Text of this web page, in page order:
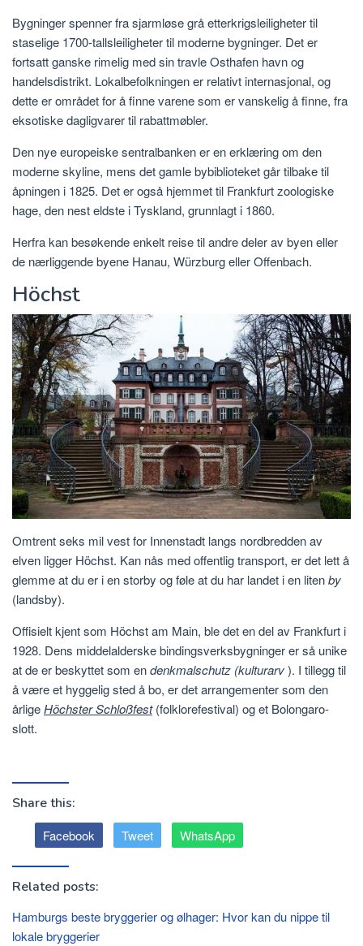
Bygninger spenner fra sjarmløse grå etterkrigsleiligheter til
staselige 1700-tallsleiligheter til moderne bygninger. Det er
fortsatt ganske rimelig med sin travle Osthafen havn og
handelsdistrikt. Lokalbefolkningen er relativt internasjonal, og
dette er området for å finne varene som er vanskelig å finne, fra
eksotiske dagligvarer til rabattmøbler.
Den nye europeiske sentralbanken er en erklæring om den
moderne skyline, mens det gamle bybiblioteket går tilbake til
åpningen i 1825. Det er også hjemmet til Frankfurt zoologiske
hage, den nest eldste i Tyskland, grunnlagt i 1860.
Herfra kan besøkende enkelt reise til andre deler av byen eller
de nærliggende byene Hanau, Würzburg eller Offenbach.
Höchst
Omtrent seks mil vest for Innenstadt langs nordbredden av
elven ligger Höchst. Kan nås med offentlig transport, er det lett å
glemme at du er i en storby og føle at du har landet i en litenby
(landsby).
Offisielt kjent som Höchst am Main, ble det en del av Frankfurt i
1928. Dens middelalderske bindingsverksbygninger er så unike
at de er beskyttet som endenkmalschutz (kulturarv). I tillegg til
å være et hyggelig sted å bo, er det arrangementer som den
årligeHöchster Schloßfest(folklorefestival) og et Bolongaro-
slott.
Share this:
Facebook Tweet WhatsApp
Related posts:
Hamburgs beste bryggerier og ølhager: Hvor kan du nippe til
lokale bryggerier